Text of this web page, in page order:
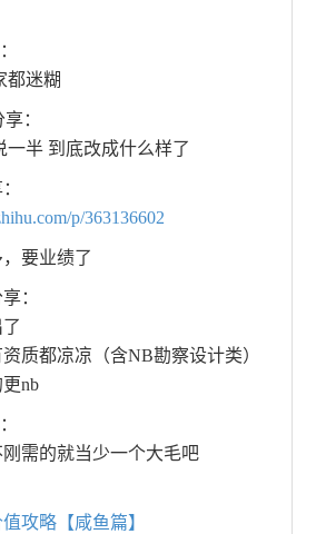
都迷糊
：
一半 到底改成什么样了
p/363136602
要业绩了
：
质都凉凉（含NB勘察设计类）
nb
需的就当少一个大毛吧
攻略【咸鱼篇】